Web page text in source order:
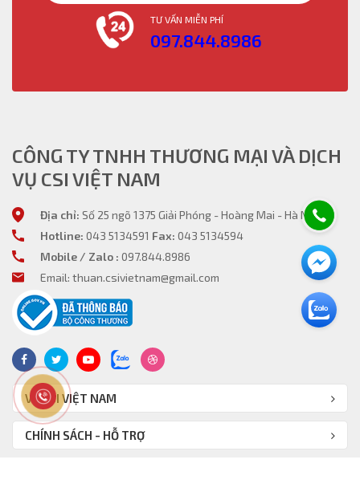
TƯ VẤN MIỄN PHÍ
097.844.8986
CÔNG TY TNHH THƯƠNG MẠI VÀ DỊCH
VỤ CSI VIỆT NAM
Địa chỉ: Số 25 ngõ 1375 Giải Phóng - Hoàng Mai - Hà Nội
Hotline: 043 5134591 Fax: 043 5134594
Mobile / Zalo : 097.844.8986
Email: thuan.csivietnam@gmail.com
VỀ CSI VIỆT NAM
CHÍNH SÁCH - HỖ TRỢ